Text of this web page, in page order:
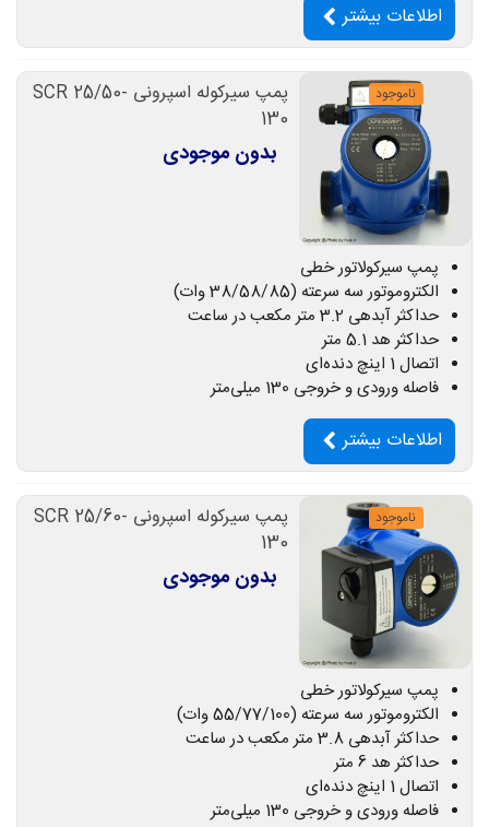
اطلاعات بیشتر
ناموجود
پمپ سیرکوله اسپرونی SCR 25/50-
130
بدون موجودی
پمپ سیرکولاتور خطی
الکتروموتور سه سرعته (38/58/85 وات)
حداکثر آبدهی 3.2 متر مکعب در ساعت
حداکثر هد 5.1 متر
اتصال 1 اینچ دنده‌ای
فاصله ورودی و خروجی 130 میلی‌متر
اطلاعات بیشتر
ناموجود
پمپ سیرکوله اسپرونی SCR 25/60-
130
بدون موجودی
پمپ سیرکولاتور خطی
الکتروموتور سه سرعته (55/77/100 وات)
حداکثر آبدهی 3.8 متر مکعب در ساعت
حداکثر هد 6 متر
اتصال 1 اینچ دنده‌ای
فاصله ورودی و خروجی 130 میلی‌متر